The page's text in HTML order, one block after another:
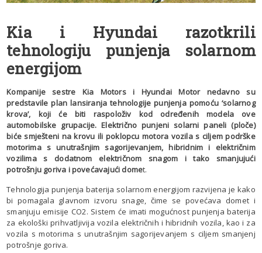
Kia i Hyundai razotkrili
tehnologiju punjenja solarnom
energijom
Kompanije sestre Kia Motors i Hyundai Motor nedavno su
predstavile plan lansiranja tehnologije punjenja pomoću ‘solarnog
krova’, koji će biti raspoloživ kod određenih modela ove
automobilske grupacije. Električno punjeni solarni paneli (ploče)
biće smješteni na krovu ili poklopcu motora vozila s ciljem podrške
motorima s unutrašnjim sagorijevanjem, hibridnim i električnim
vozilima s dodatnom električnom snagom i tako smanjujući
potrošnju goriva i povećavajući domet.
Tehnologija punjenja baterija solarnom energijom razvijena je kako
bi pomagala glavnom izvoru snage, čime se povećava domet i
smanjuju emisije CO2. Sistem će imati mogućnost punjenja baterija
za ekološki prihvatljivija vozila električnih i hibridnih vozila, kao i za
vozila s motorima s unutrašnjim sagorijevanjem s ciljem smanjenj
potrošnje goriva.